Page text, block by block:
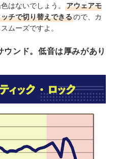
はないでしょう。
アウェアモ
チで切り替えできるので、カ
ムーズですよ。
ンド。低音は厚みがあり